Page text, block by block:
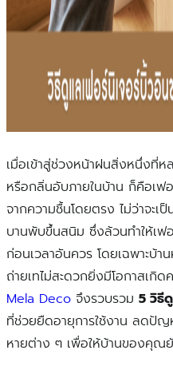
เมื่อเข้าสู่ช่วงหน้าฝนสิ่งหนึ่งที่
หรือกลิ่นอับภายในบ้าน ก็คือเฟ
จากความชื้นโดยตรง ไม่ว่าจะเ
บานพับขึ้นสนิม ซึ่งล้วนทำให้เฟ
ก่อนเวลาอันควร โดยเฉพาะบ้
ถ่ายเทไม่สะดวกยิ่งมีโอกาสเกิ
Mela Deco จึงรวบรวม 5 วิธี
ที่ช่วยยืดอายุการใช้งาน ลดปัญ
หายต่าง ๆ เพื่อให้บ้านของคุณ